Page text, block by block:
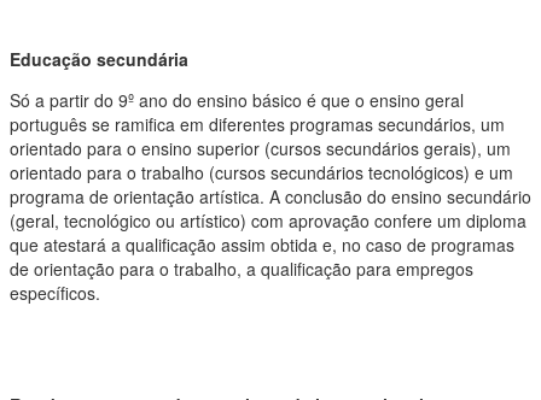
Educação secundária
Só a partir do 9º ano do ensino básico é que o ensino geral
português se ramifica em diferentes programas secundários, um
orientado para o ensino superior (cursos secundários gerais), um
orientado para o trabalho (cursos secundários tecnológicos) e um
programa de orientação artística. A conclusão do ensino secundário
(geral, tecnológico ou artístico) com aprovação confere um diploma
que atestará a qualificação assim obtida e, no caso de programas
de orientação para o trabalho, a qualificação para empregos
específicos.